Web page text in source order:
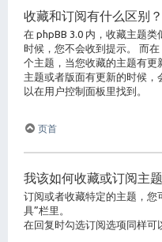
收藏和订阅有什么区别？
在 phpBB 3.0 内，收藏主题
时候，您不会收到提示。 而
个主题，当您收藏的主题有更
主题或者版面有更新的时候
以在用户控制面板里找到。
页首
我该如何收藏或订阅主
订阅或者收藏特定的主题，您
具”栏里。
在回复时勾选订阅选项同样可